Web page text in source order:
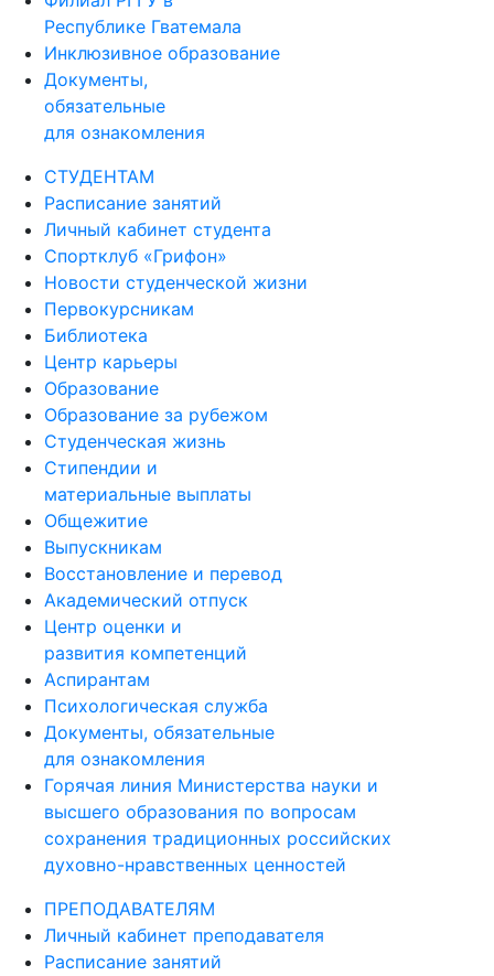
Республике Гватемала
Инклюзивное образование
Документы,
обязательные
для ознакомления
СТУДЕНТАМ
Расписание занятий
Личный кабинет студента
Спортклуб «Грифон»
Новости студенческой жизни
Первокурсникам
Библиотека
Центр карьеры
Образование
Образование за рубежом
Студенческая жизнь
Стипендии и
материальные выплаты
Общежитие
Выпускникам
Восстановление и перевод
Академический отпуск
Центр оценки и
развития компетенций
Аспирантам
Психологическая служба
Документы, обязательные
для ознакомления
Горячая линия Министерства науки и
высшего образования по вопросам
сохранения традиционных российских
духовно-нравственных ценностей
ПРЕПОДАВАТЕЛЯМ
Личный кабинет преподавателя
Расписание занятий